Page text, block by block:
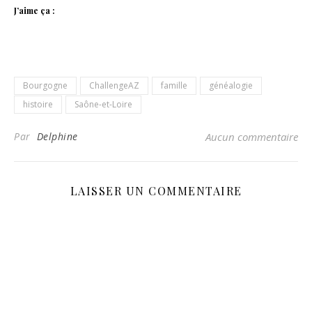
J’aime ça :
Bourgogne ChallengeAZ famille
généalogie
histoire
Saône-et-Loire
Par Delphine Aucun commentaire
LAISSER UN COMMENTAIRE